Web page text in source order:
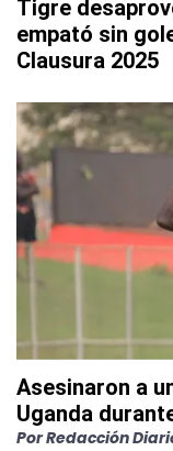
Tigre
empató sin
Clausura 2025
Asesinaron a
Uganda
PorRedacción